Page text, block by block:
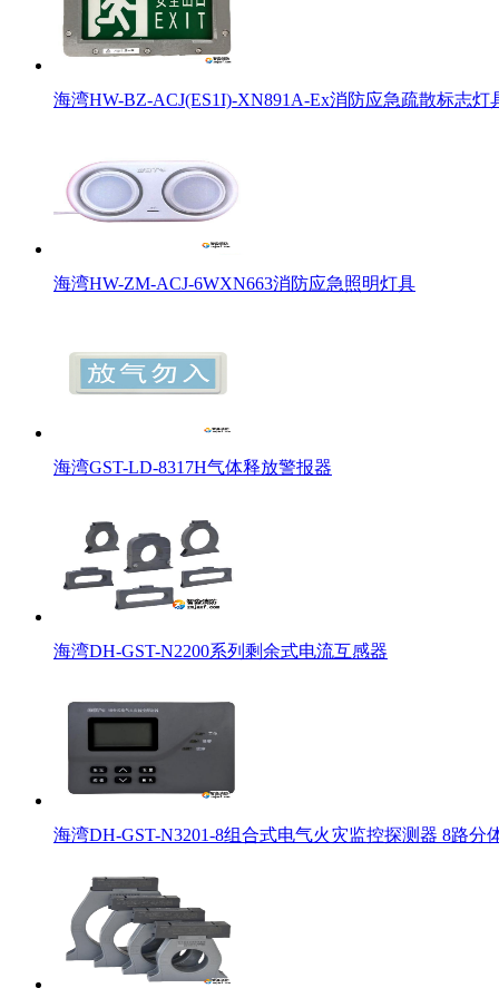
海湾HW-BZ-ACJ(ES1I)-XN891A-Ex消防应急疏散标志灯
海湾HW-ZM-ACJ-6WXN663消防应急照明灯具
海湾GST-LD-8317H气体释放警报器
海湾DH-GST-N2200系列剩余式电流互感器
海湾DH-GST-N3201-8组合式电气火灾监控探测器 8路分